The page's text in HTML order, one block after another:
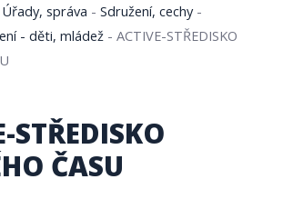
Úřady, správa -Sdružení, cechy-
- děti, mládež -ACTIVE-STŘEDISKO
STŘEDISKO
ČASU